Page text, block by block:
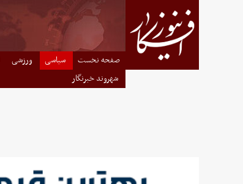
صفحه نخست سیاسی ورزشی
شهروند خبرنگار